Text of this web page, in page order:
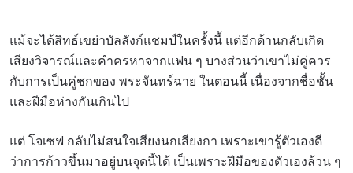
แม้จะได้สิทธ์เขย่าบัลลังก์แชมป์ในครั้งนี้ แต่อีกด้านกลับเกิด
เสียงวิจารณ์และคำครหาจากแฟน ๆ บางส่วนว่าเขาไม่คู่ควร
กับการเป็นคู่ชกของ พระจันทร์ฉาย ในตอนนี้ เนื่องจากชื่อชั้น
และฝีมือห่างกันเกินไป
แต่ โจเซฟ กลับไม่สนใจเสียงนกเสียงกา เพราะเขารู้ตัวเองดี
ว่าการก้าวขึ้นมาอยู่บนจุดนี้ได้ เป็นเพราะฝีมือของตัวเองล้วน ๆ